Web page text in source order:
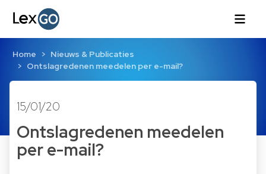
Home
Nieuws & Publicaties
Ontslagredenen meedelen per e-mail?
15/01/20
Ontslagredenen meedelen
per e-mail?